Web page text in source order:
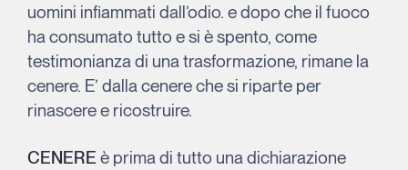
uomini infiammati dall’odio. e dopo che il fuoco
ha consumato tutto e si è spento, come
testimonianza di una trasformazione, rimane la
cenere. E’ dalla cenere che si riparte per
rinascere e ricostruire.
CENERE è prima di tutto una dichiarazione